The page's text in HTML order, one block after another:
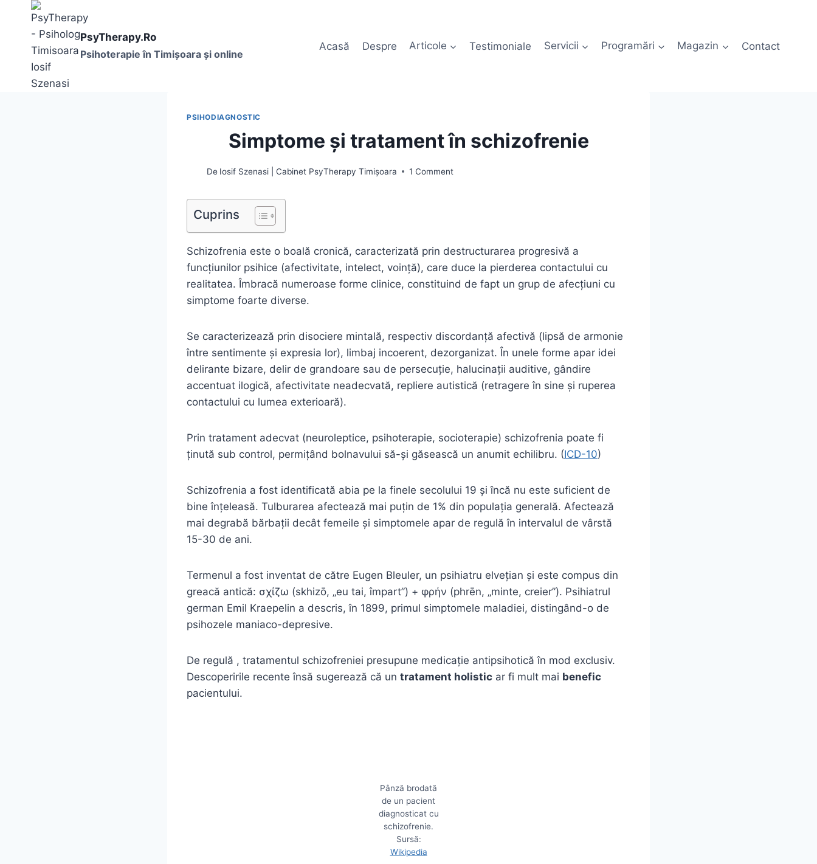
PsyTherapy.Ro
Psihoterapie în Timişoara și online
Acasă Despre Articole Testimoniale Servicii Programări Magazin Contact
PSIHODIAGNOSTIC
Simptome și tratament în schizofrenie
De Iosif Szenasi | Cabinet PsyTherapy Timișoara 1 Comment
Cuprins
Schizofrenia este o boală cronică, caracterizată prin destructurarea progresivă a
funcțiunilor psihice (afectivitate, intelect, voință), care duce la pierderea contactului cu
realitatea. Îmbracă numeroase forme clinice, constituind de fapt un grup de afecțiuni cu
simptome foarte diverse.
Se caracterizează prin disociere mintală, respectiv discordanță afectivă (lipsă de armonie
între sentimente și expresia lor), limbaj incoerent, dezorganizat. În unele forme apar idei
delirante bizare, delir de grandoare sau de persecuție, halucinații auditive, gândire
accentuat ilogică, afectivitate neadecvată, repliere autistică (retragere în sine și ruperea
contactului cu lumea exterioară).
Prin tratament adecvat (neuroleptice, psihoterapie, socioterapie) schizofrenia poate fi
ținută sub control, permițând bolnavului să-și găsească un anumit echilibru. (ICD-10)
Schizofrenia a fost identificată abia pe la finele secolului 19 și încă nu este suficient de
bine înțeleasă. Tulburarea afectează mai puțin de 1% din populația generală. Afectează
mai degrabă bărbații decât femeile și simptomele apar de regulă în intervalul de vârstă
15-30 de ani.
Termenul a fost inventat de către Eugen Bleuler, un psihiatru elvețian și este compus din
greacă antică: σχίζω (skhizō, „eu tai, împart”) + φρήν (phrēn, „minte, creier”). Psihiatrul
german Emil Kraepelin a descris, în 1899, primul simptomele maladiei, distingând-o de
psihozele maniaco-depresive.
De regulă , tratamentul schizofreniei presupune medicație antipsihotică în mod exclusiv.
Descoperirile recente însă sugerează că un tratament holistic ar fi mult mai benefic
pacientului.
Pânză brodată
de un pacient
diagnosticat cu
schizofrenie.
Sursă:
Wikipedia